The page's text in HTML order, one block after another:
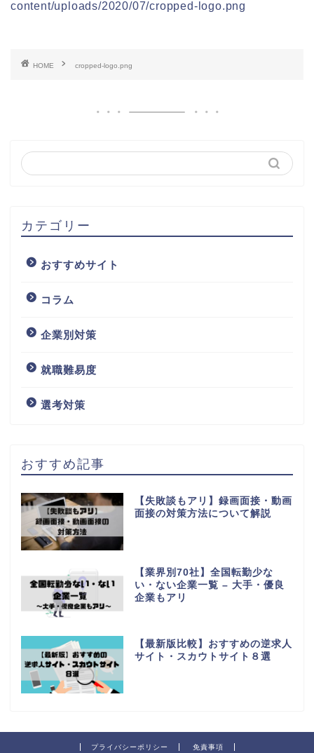
content/uploads/2020/07/cropped-logo.png
HOME cropped-logo.png
カテゴリー
おすすめサイト
コラム
企業別対策
就職難易度
選考対策
おすすめ記事
【失敗談もアリ】録画面接・動画
面接の対策方法について解説
【業界別70社】全国転勤少な
い・ない企業一覧 – 大手・優良
企業もアリ
【最新版比較】おすすめの逆求人
サイト・スカウトサイト８選
プライバシーポリシー 免責事項